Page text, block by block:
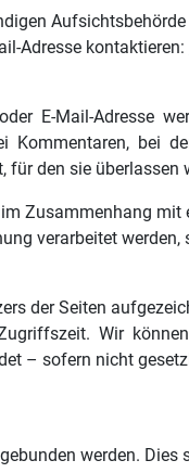
Aufsichtsbehörde
Adresse kontaktieren:
E-Mail-Adresse
bei
den sie überlassen
Zusammenhang mit
verarbeitet
der Seiten
Zugriffszeit. Wir
– sofern nicht
werden.